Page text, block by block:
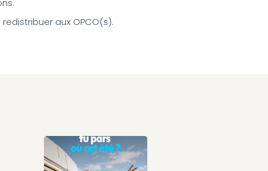
aux OPCO(s).